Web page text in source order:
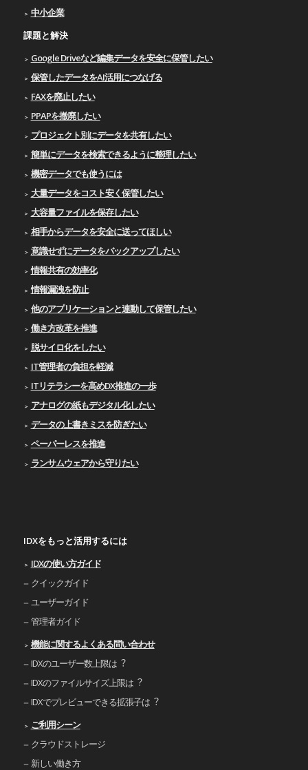
中小企業
課題と解決
Google Driveなど編集データを安全に保管したい
保管したデータをAI活用につなげる
FAXを廃止したい
PPAPを撤廃したい
プロジェクト別にデータを共有したい
簡単にデータを検索できるように整理したい
機密データでも使うには
大量データをコスト安く保管したい
大容量ファイルを保存したい
相手からデータを安全に送ってほしい
意識せずにデータをバックアップしたい
情報共有の効率化
情報漏洩を防止
他のアプリケーションと連動して保管したい
働き方改革を推進
脱サイロ化をしたい
IT管理者の負担を軽減
ITリテラシーを高めDX推進の一歩
アナログの紙もデジタル化したい
データの上書きミスを防ぎたい
ペーパーレスを推進
ランサムウェアから守りたい
IDXをもっと活用するには
IDXの使い⽅ガイド
クイックガイド
ユーザーガイド
管理者ガイド
機能に関するよくある問い合わせ
IDXのユーザー数上限は︖
IDXのファイルサイズ上限は︖
IDXでプレビューできる拡張⼦は︖
ご利⽤シーン
クラウドストレージ
新しい働き⽅